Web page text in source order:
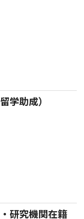
学助成）
研究機関在籍